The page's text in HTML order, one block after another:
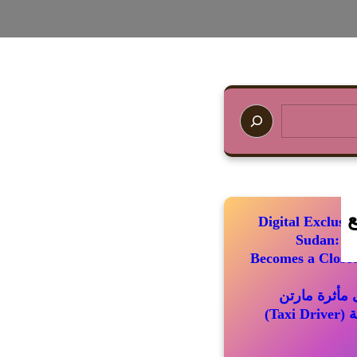
Digital
Sudan:
Becomes a
مارتن
سكورسيزي الباقية (Taxi Driver)